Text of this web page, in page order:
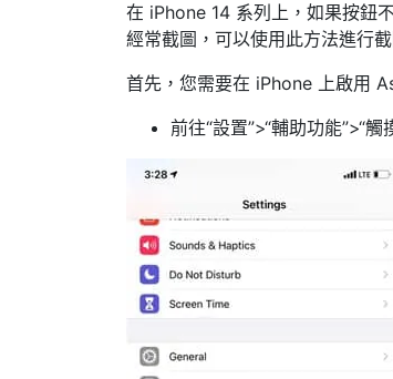
在 iPhone 14 系列上，如果按鈕
經常截圖，可以使用此方法進行
首先，您需要在 iPhone 上啟用
前往“設置”>“輔助功能”>“觸